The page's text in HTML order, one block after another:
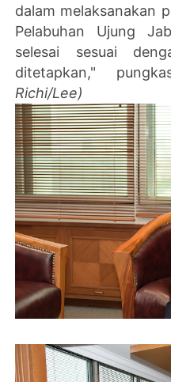
dalam melaksanakan
Pelabuhan Ujung
selesai sesuai
ditetapkan,"
Richi/Lee)